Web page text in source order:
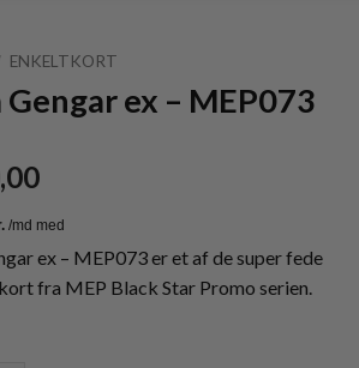
ENKELTKORT
Gengar ex – MEP073
ex – MEP073 er et af de super fede
fra MEP Black Star Promo serien.